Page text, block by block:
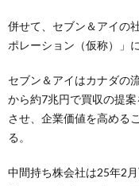
併せて、セブン＆アイの
ポレーション（仮称）」
セブン＆アイはカナダの
から約7兆円で買収の提
させ、企業価値を高める
る。
中間持ち株会社は25年2